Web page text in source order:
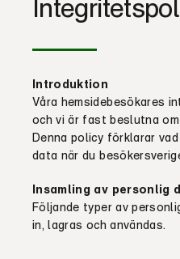
Introduktion
Våra hemsidebesökares
och vi är fast beslutna
Denna policy förklarar
data när du besöker
Insamling av personlig
Följande typer av
in, lagras och användas.